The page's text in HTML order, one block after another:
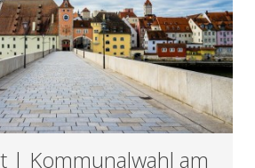
| Kommunalwahl am